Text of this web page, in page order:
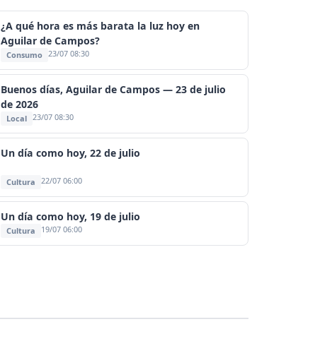
¿A qué hora es más barata la luz hoy en
Aguilar de Campos?
Consumo 23/07 08:30
Buenos días, Aguilar de Campos — 23 de julio
de 2026
Local 23/07 08:30
Un día como hoy, 22 de julio
Cultura 22/07 06:00
Un día como hoy, 19 de julio
Cultura 19/07 06:00